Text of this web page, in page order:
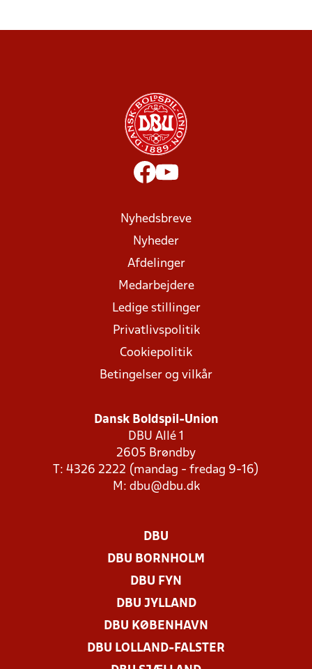
Nyhedsbreve
Nyheder
Afdelinger
Medarbejdere
Ledige stillinger
Privatlivspolitik
Cookiepolitik
Betingelser og vilkår
Dansk Boldspil-Union
DBU Allé 1
2605 Brøndby
T: 4326 2222 (mandag - fredag 9-16)
M: dbu@dbu.dk
DBU
DBU BORNHOLM
DBU FYN
DBU JYLLAND
DBU KØBENHAVN
DBU LOLLAND-FALSTER